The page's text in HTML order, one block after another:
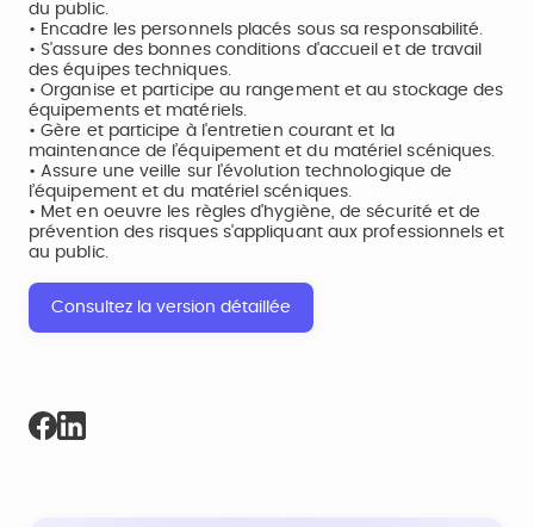
du public.
• Encadre les personnels placés sous sa responsabilité.
• S'assure des bonnes conditions d'accueil et de travail
des équipes techniques.
• Organise et participe au rangement et au stockage des
équipements et matériels.
• Gère et participe à l'entretien courant et la
maintenance de l’équipement et du matériel scéniques.
• Assure une veille sur l'évolution technologique de
l’équipement et du matériel scéniques.
• Met en oeuvre les règles d'hygiène, de sécurité et de
prévention des risques s'appliquant aux professionnels et
au public.
Consultez la version détaillée